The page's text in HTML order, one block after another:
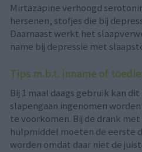
Mirtazapine verhoogd
hersenen, stofjes die bij
Daarnaast werkt het
name bij depressie met
Tips m.b.t. inname of
Bij 1 maal daags gebruik kan
slapengaan ingenomen
te voorkomen. Bij de drank
hulpmiddel moeten de eerste
worden omdat daar niet de